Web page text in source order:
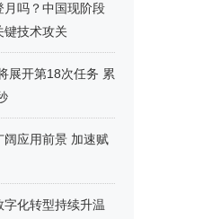
月吗？中国现阶段
键技术攻关
展开第18次任务 累
阔应用前景 加速赋
化转型持续升温